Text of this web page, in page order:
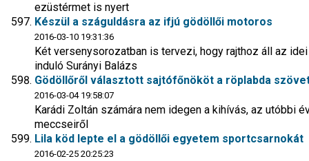
ezüstérmet is nyert
Készül a száguldásra az ifjú gödöllői motoros
2016-03-10 19:31:36
Két versenysorozatban is tervezi, hogy rajthoz áll az
induló Surányi Balázs
Gödöllőről választott sajtófőnököt a röplabda
2016-03-04 19:58:07
Karádi Zoltán számára nem idegen a kihívás, az utóbbi
meccseiről
Lila köd lepte el a gödöllői egyetem sportcsarnokát
2016-02-25 20:25:23